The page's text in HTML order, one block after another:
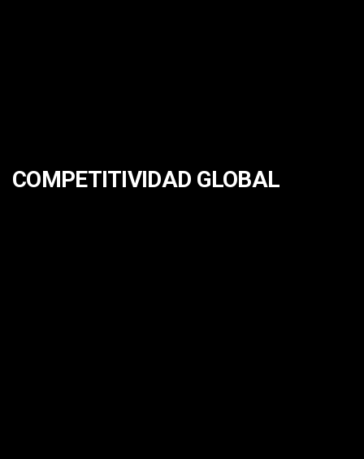
COMPETITIVIDAD GLOBAL